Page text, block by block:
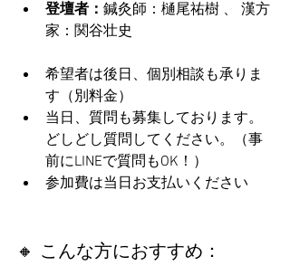
登壇者： 鍼灸師：樋尾祐樹 、 漢方
家：関谷壮史
希望者は後日、個別相談も承りま
す（別料金）
当日、質問も募集しております。
どしどし質問してください。（事
前にLINEで質問もOK！）
参加費は当日お支払いください
🔸 こんな方におすすめ：